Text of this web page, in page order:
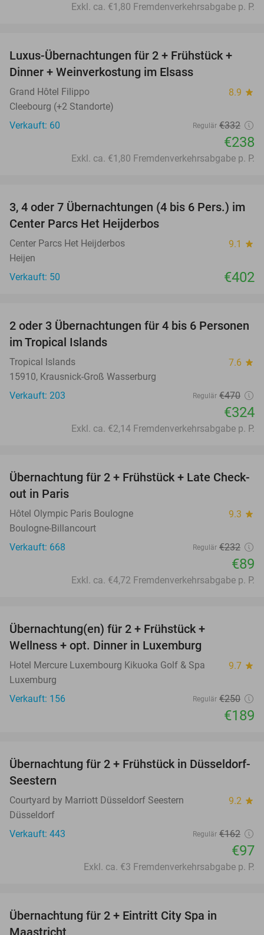
Exkl. ca. €1,80 Fremdenverkehrsabgabe p. P.
28%
Luxus-Übernachtungen für 2 + Frühstück +
Dinner + Weinverkostung im Elsass
Grand Hôtel Filippo 8.9 star
Cleebourg (+2 Standorte)
Verkauft: 60
Regulär €332
€238
Exkl. ca. €1,80 Fremdenverkehrsabgabe p. P.
3, 4 oder 7 Übernachtungen (4 bis 6 Pers.) im
Center Parcs Het Heijderbos
Center Parcs Het Heijderbos 9.1 star
Heijen
Verkauft: 50
€402
31%
2 oder 3 Übernachtungen für 4 bis 6 Personen
im Tropical Islands
Tropical Islands 7.6 star
15910, Krausnick-Groß Wasserburg
Verkauft: 203
Regulär €470
€324
Exkl. ca. €2,14 Fremdenverkehrsabgabe p. P.
62%
Übernachtung für 2 + Frühstück + Late Check-
out in Paris
Hôtel Olympic Paris Boulogne 9.3 star
Boulogne-Billancourt
Verkauft: 668
Regulär €232
€89
Exkl. ca. €4,72 Fremdenverkehrsabgabe p. P.
Übernachtung(en) für 2 + Frühstück +
Wellness + opt. Dinner in Luxemburg
Hotel Mercure Luxembourg Kikuoka Golf & Spa 9.7 star
Luxemburg
Verkauft: 156
Regulär €250
€189
40%
Übernachtung für 2 + Frühstück in Düsseldorf-
Seestern
Courtyard by Marriott Düsseldorf Seestern 9.2 star
Düsseldorf
Verkauft: 443
Regulär €162
€97
Exkl. ca. €3 Fremdenverkehrsabgabe p. P.
Übernachtung für 2 + Eintritt City Spa in
Maastricht